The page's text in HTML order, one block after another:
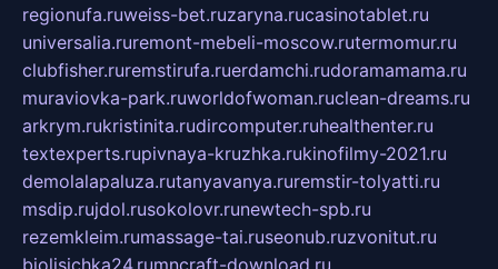
regionufa.ruweiss-bet.ruzaryna.rucasinotablet.ru
universalia.ruremont-mebeli-moscow.rutermomur.ru
clubfisher.ruremstirufa.ruerdamchi.rudoramamama.ru
muraviovka-park.ruworldofwoman.ruclean-dreams.ru
arkrym.rukristinita.rudircomputer.ruhealthenter.ru
textexperts.rupivnaya-kruzhka.rukinofilmy-2021.ru
demolalapaluza.rutanyavanya.ruremstir-tolyatti.ru
msdip.rujdol.rusokolovr.runewtech-spb.ru
rezemkleim.rumassage-tai.ruseonub.ruzvonitut.ru